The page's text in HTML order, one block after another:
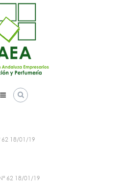
62 18/01/19
62 18/01/19